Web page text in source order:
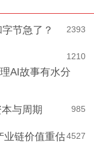
2393
节急了？
1210
AI故事有水分
985
与周期
527
4
业链价值重估